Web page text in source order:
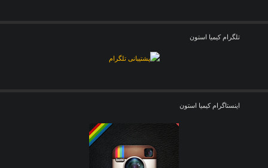
تلگرام کیمیا استون
اینستاگرام کیمیا استون